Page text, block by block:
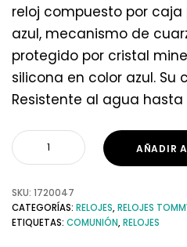
reloj compuesto por
azul, mecanismo de
protegido por cristal
silicona en color azul. Su
Resistente al agua hasta
AÑADIR
SKU: 1720047
CATEGORÍAS: RELOJES,RELOJES
ETIQUETAS: COMUNIÓN,RELOJES